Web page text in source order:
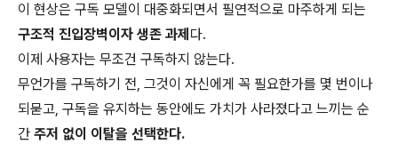
이 현상은 구독 모델이 대중화되면서 필연적으로 마주하게 되는
구조적 진입장벽이자 생존 과제 다.
이제 사용자는 무조건 구독하지 않는다.
무언가를 구독하기 전, 그것이 자신에게 꼭 필요한가를 몇 번이나
되묻고, 구독을 유지하는 동안에도 가치가 사라졌다고 느끼는 순
간 주저 없이 이탈을 선택한다.